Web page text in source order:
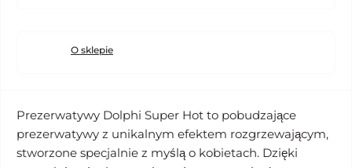
O sklepie
Prezerwatywy Dolphi Super Hot to pobudzające
prezerwatywy z unikalnym efektem rozgrzewającym,
stworzone specjalnie z myślą o kobietach. Dzięki